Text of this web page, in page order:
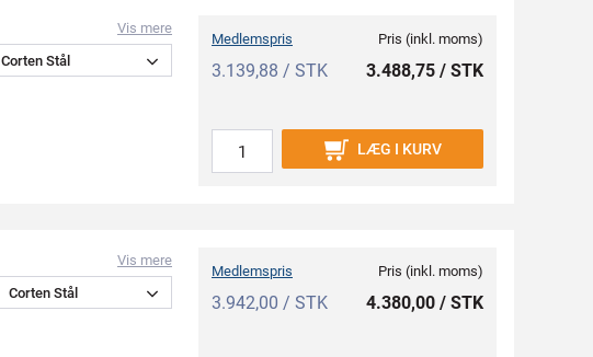
Vis mere
Corten Stå
Medlemspris
3.139,88 / STK
Pris (inkl. moms)
3.488,75 / STK
LÆG I KURV
Vis mere
Corten Stå
Medlemspris
3.942,00 / STK
Pris (inkl. moms)
4.380,00 / STK